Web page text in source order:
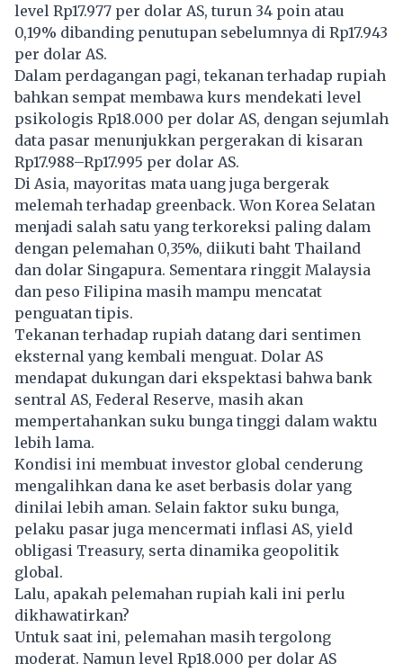
level Rp17.977 per dolar AS, turun 34 poin atau
0,19% dibanding penutupan sebelumnya di Rp17.943
per dolar AS.
Dalam perdagangan pagi, tekanan terhadap rupiah
bahkan sempat membawa kurs mendekati level
psikologis Rp18.000 per dolar AS, dengan sejumlah
data pasar menunjukkan pergerakan di kisaran
Rp17.988–Rp17.995 per dolar AS.
Di Asia, mayoritas mata uang juga bergerak
melemah terhadap greenback. Won Korea Selatan
menjadi salah satu yang terkoreksi paling dalam
dengan pelemahan 0,35%, diikuti baht Thailand
dan dolar Singapura. Sementara ringgit Malaysia
dan peso Filipina masih mampu mencatat
penguatan tipis.
Tekanan terhadap rupiah datang dari sentimen
eksternal yang kembali menguat. Dolar AS
mendapat dukungan dari ekspektasi bahwa bank
sentral AS, Federal Reserve, masih akan
mempertahankan suku bunga tinggi dalam waktu
lebih lama.
Kondisi ini membuat investor global cenderung
mengalihkan dana ke aset berbasis dolar yang
dinilai lebih aman. Selain faktor suku bunga,
pelaku pasar juga mencermati inflasi AS, yield
obligasi Treasury, serta dinamika geopolitik
global.
Lalu, apakah pelemahan rupiah kali ini perlu
dikhawatirkan?
Untuk saat ini, pelemahan masih tergolong
moderat. Namun level Rp18.000 per dolar AS